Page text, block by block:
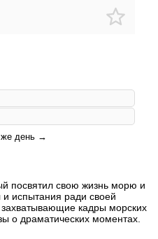
же день →
посвятил свою жизнь морю и
испытания ради своей
захватывающие кадры морских
о драматических моментах.